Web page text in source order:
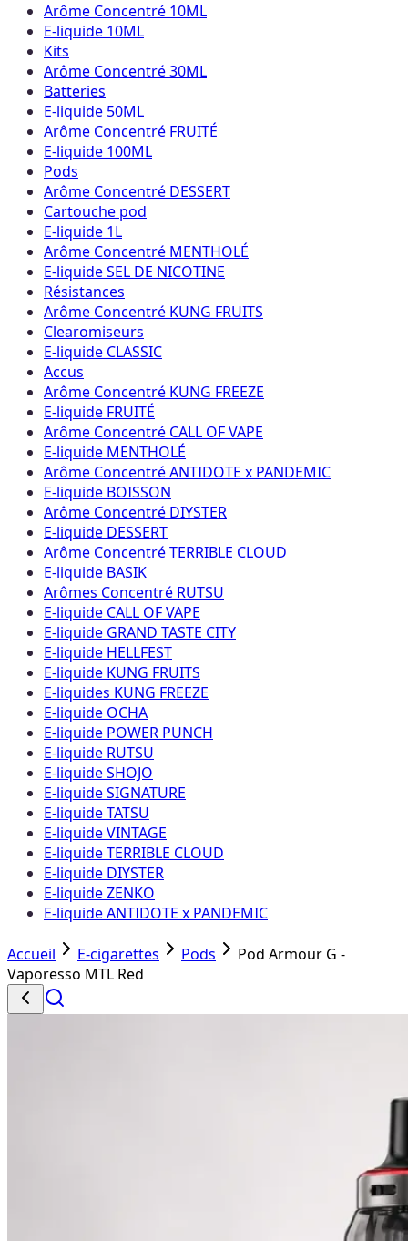
Arôme Concentré 10ML
E-liquide 10ML
Kits
Arôme Concentré 30ML
Batteries
E-liquide 50ML
Arôme Concentré FRUITÉ
E-liquide 100ML
Pods
Arôme Concentré DESSERT
Cartouche pod
E-liquide 1L
Arôme Concentré MENTHOLÉ
E-liquide SEL DE NICOTINE
Résistances
Arôme Concentré KUNG FRUITS
Clearomiseurs
E-liquide CLASSIC
Accus
Arôme Concentré KUNG FREEZE
E-liquide FRUITÉ
Arôme Concentré CALL OF VAPE
E-liquide MENTHOLÉ
Arôme Concentré ANTIDOTE x PANDEMIC
E-liquide BOISSON
Arôme Concentré DIYSTER
E-liquide DESSERT
Arôme Concentré TERRIBLE CLOUD
E-liquide BASIK
Arômes Concentré RUTSU
E-liquide CALL OF VAPE
E-liquide GRAND TASTE CITY
E-liquide HELLFEST
E-liquide KUNG FRUITS
E-liquides KUNG FREEZE
E-liquide OCHA
E-liquide POWER PUNCH
E-liquide RUTSU
E-liquide SHOJO
E-liquide SIGNATURE
E-liquide TATSU
E-liquide VINTAGE
E-liquide TERRIBLE CLOUD
E-liquide DIYSTER
E-liquide ZENKO
E-liquide ANTIDOTE x PANDEMIC
Accueil E-cigarettes Pods
Pod Armour G -
Vaporesso MTL Red